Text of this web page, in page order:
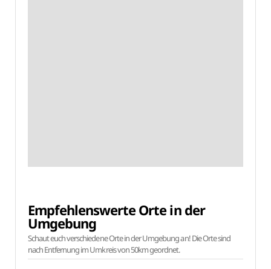
Empfehlenswerte Orte in der
Umgebung
Schaut euch verschiedene Orte in der Umgebung an! Die Orte sind
nach Entfernung im Umkreis von 50km geordnet.